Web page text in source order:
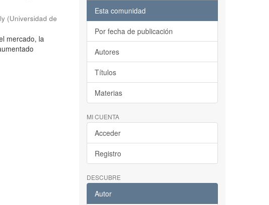
(Universidad de
mercado, la
Esta comunidad
Por fecha de publicación
Autores
Títulos
Materias
MI CUENTA
Acceder
Registro
DESCUBRE
Autor